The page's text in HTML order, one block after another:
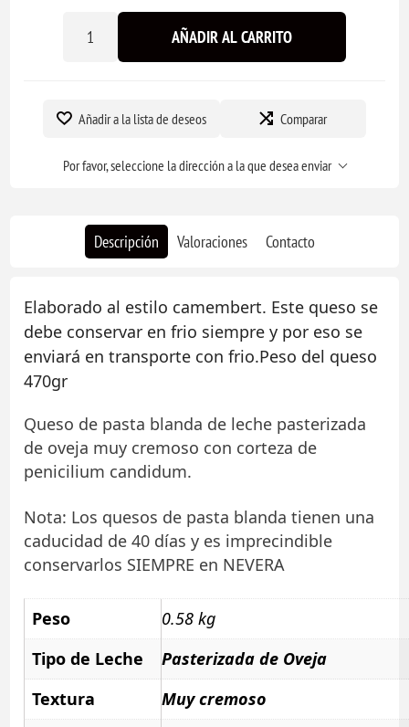
AÑADIR AL CARRITO
Añadir a la lista de deseos Comparar
Por favor, seleccione la dirección a la que desea enviar
Descripción Valoraciones Contacto
Elaborado al estilo camembert. Este queso se
debe conservar en frio siempre y por eso se
enviará en transporte con frio.Peso del queso
470gr
Queso de pasta blanda de leche pasterizada
de oveja muy cremoso con corteza de
penicilium candidum.
Nota: Los quesos de pasta blanda tienen una
caducidad de 40 días y es imprecindible
conservarlos SIEMPRE en NEVERA
Peso
0.58 kg
Tipo de Leche
Pasterizada de Oveja
Textura
Muy cremoso